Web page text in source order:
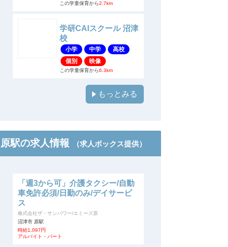
この学童保育から2.7km
学研CAIスクール 沼津
校
小学 中学
高校
個別
映像
この学童保育から6.3km
もっとみる
原駅の求人情報 （求人ボックス提供）
「週3から可」介護タクシー/自動
車免許必須/日勤のみ/デイサービ
ス
株式会社ザ・サンパワー/エミーズ原
沼津市 原駅
時給1,097円
アルバイト・パート